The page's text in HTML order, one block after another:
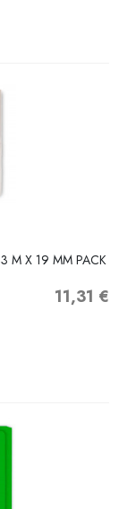
M X 19 MM PACK
Precio
11,31 €